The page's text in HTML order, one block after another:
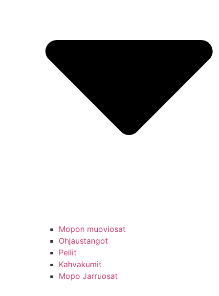
Mopon muoviosat
Ohjaustangot
Peilit
Kahvakumit
Mopo Jarruosat